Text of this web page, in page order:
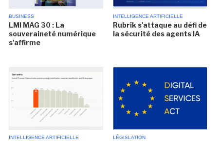
BUSINESS
LMI MAG 30 : La
souveraineté numérique
s'affirme
INTELLIGENCE ARTIFICIELLE
Rubrik s'attaque au défi de
la sécurité des agents IA
INTELLIGENCE ARTIFICIELLE LÉGISLATION